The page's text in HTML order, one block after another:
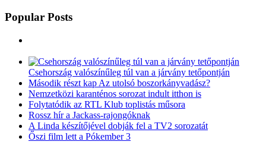
Popular Posts
Csehország valószínűleg túl van a járvány tetőpontján
Második részt kap Az utolsó boszorkányvadász?
Nemzetközi karanténos sorozat indult itthon is
Folytatódik az RTL Klub toplistás műsora
Rossz hír a Jackass-rajongóknak
A Linda készítőjével dobják fel a TV2 sorozatát
Őszi film lett a Pókember 3